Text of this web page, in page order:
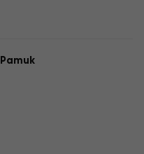
Pamuk